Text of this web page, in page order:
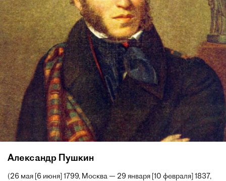
Александр Пушкин
(26 мая [6 июня] 1799, Москва — 29 января [10 февраля] 1837,